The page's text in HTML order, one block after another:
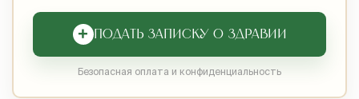
+ ПОДАТЬ ЗАПИСКУ О ЗДРАВИИ
Безопасная оплата и конфиденциальность